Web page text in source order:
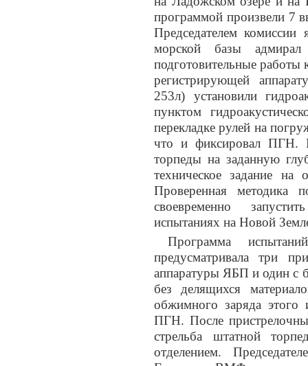
программой произвели 7
Председателем комиссии
морской базы
подготовительные работы
регистрирующей
253л) установили
пунктом
перекладке рулей на
что и фиксировал ПГН.
торпеды на заданную
техническое задание на
Проверенная методика
своевременно
испытаниях на Новой
Программа
предусматривала три
аппаратуры ЯБП и один с
без делящихся
обжимного заряда
ПГН. После
стрельба штатной
отделением.